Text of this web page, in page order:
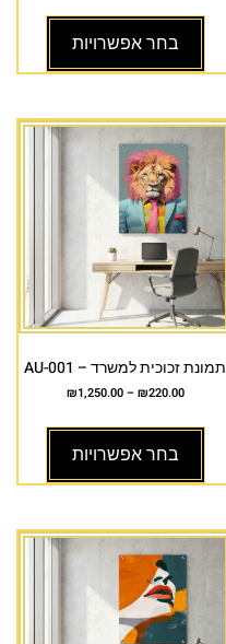
בחר אפשרויות
תמונת זכוכית למשרד – AU-001
₪220.00
–
₪1,250.00
בחר אפשרויות